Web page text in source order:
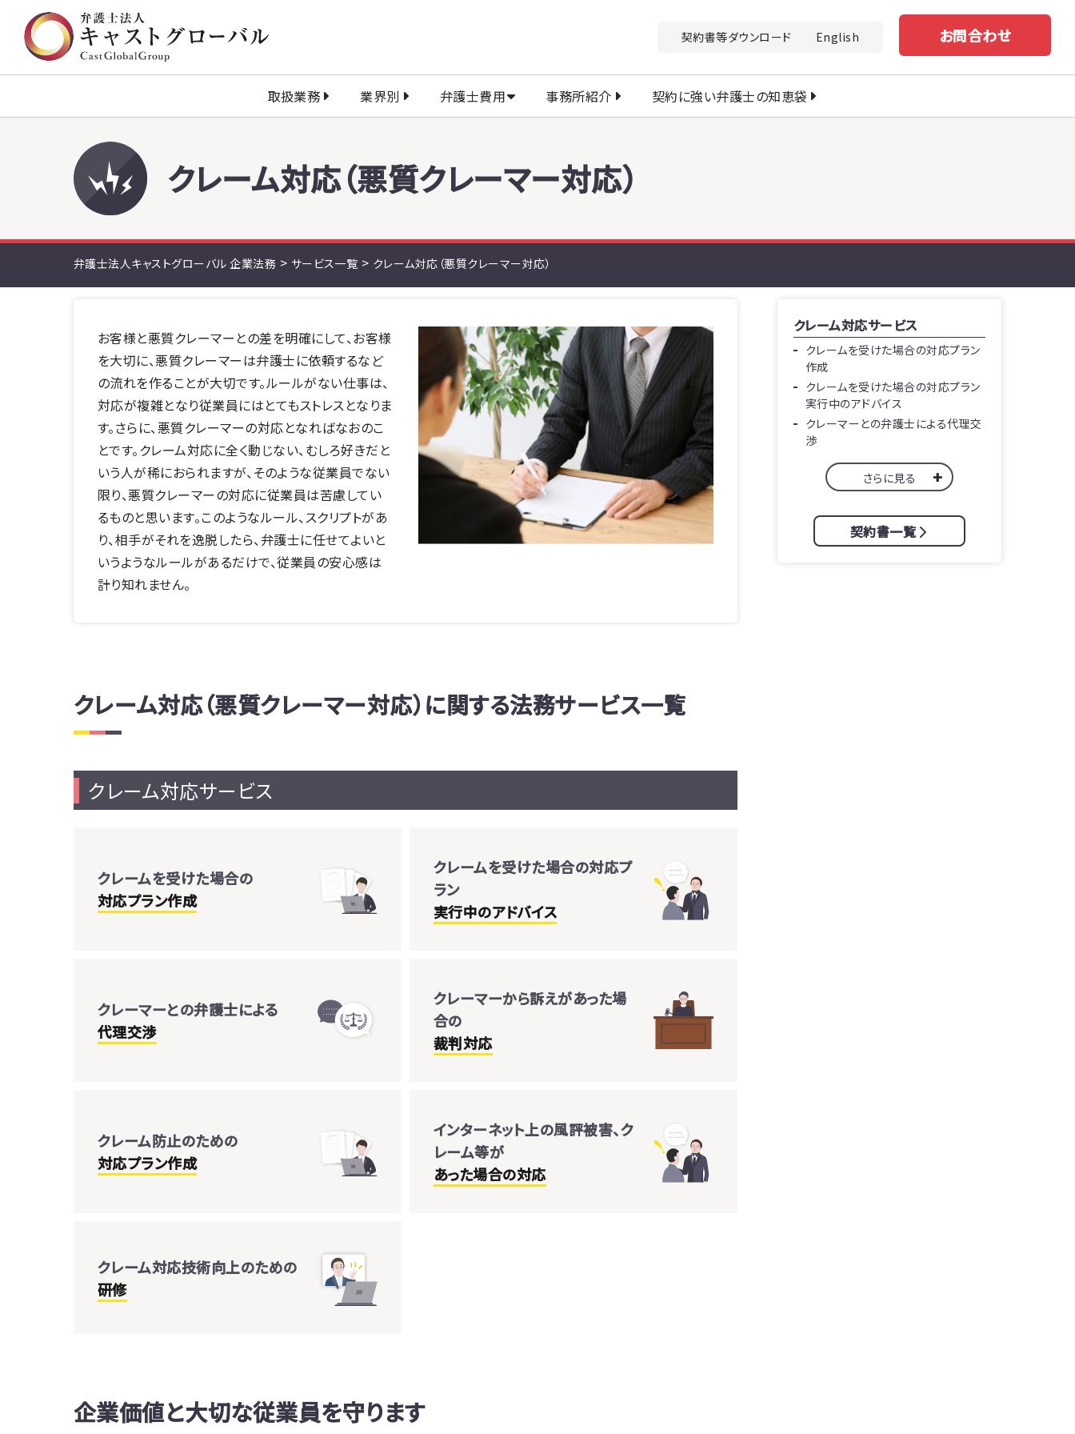
契約書等ダウンロード English お問合わせ
取扱業務 業界別 弁護士費用 事務所紹介 契約に強い弁護士の知恵袋
クレーム対応（悪質クレーマー対応）
弁護士法人キャストグローバル 企業法務 > サービス一覧 > クレーム対応（悪質クレーマー対応）
お客様と悪質クレーマーとの差を明確にして、お客様
を大切に、悪質クレーマーは弁護士に依頼するなど
の流れを作ることが大切です。ルールがない仕事は、
対応が複雑となり従業員にはとてもストレスとなりま
す。さらに、悪質クレーマーの対応となればなおのこ
とです。クレーム対応に全く動じない、むしろ好きだと
いう人が稀におられますが、そのような従業員でない
限り、悪質クレーマーの対応に従業員は苦慮してい
るものと思います。このようなルール、スクリプトがあ
り、相手がそれを逸脱したら、弁護士に任せてよいと
いうようなルールがあるだけで、従業員の安心感は
計り知れません。
クレーム対応（悪質クレーマー対応）に関する法務サービス一覧
クレーム対応サービス
クレームを受けた場合の
対応プラン作成
クレームを受けた場合の対応プ
ラン
実行中のアドバイス
クレーマーとの弁護士による
代理交渉
クレーマーから訴えがあった場
合の
裁判対応
クレーム防止のための
対応プラン作成
インターネット上の風評被害、ク
レーム等が
あった場合の対応
クレーム対応技術向上のための
研修
企業価値と大切な従業員を守ります
クレーム対応サービス
クレームを受けた場合の対応プラン
作成
クレームを受けた場合の対応プラン
実行中のアドバイス
クレーマーとの弁護士による代理交
渉
さらに見る
契約書一覧